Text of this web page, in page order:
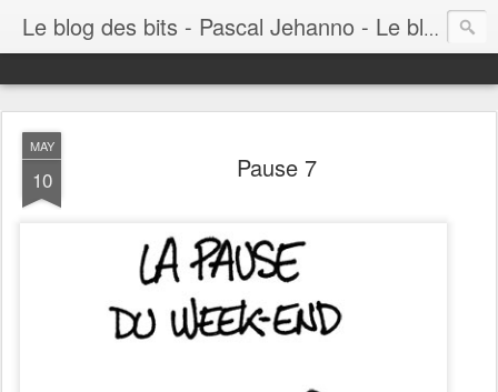
Le blog des bits - Pascal Jehanno - Le blog BD informatique
MAY
10 Pause 7